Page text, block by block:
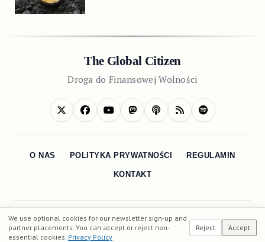
The Global Citizen
Droga do Finansowej Wolności
O NAS POLITYKA PRYWATNOŚCI REGULAMIN
KONTAKT
We use optional cookies for our newsletter sign-up and
partner placements. You can accept or reject non-
essential cookies. Privacy Policy
Reject Accept